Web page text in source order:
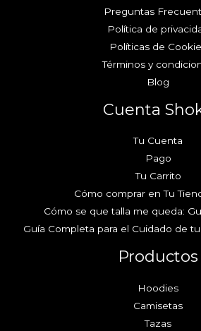
Preguntas
Política de
Políticas de
Términos y
Blog
Cuenta
Tu Cuenta
Pago
Tu Carrito
Cómo comprar en Tu
Cómo se que talla me queda:
Guía Completa para el Cuidado de
Productos
Hoodies
Camisetas
Tazas